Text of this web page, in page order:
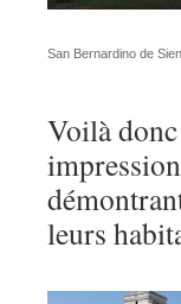
San Bernardino de
Voilà
leurs